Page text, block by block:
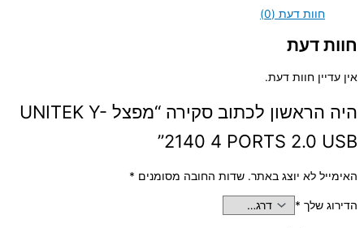
חוות דעת (0)
חוות דעת
אין עדיין חוות דעת.
היה הראשון לכתוב סקירה “מפצל UNITEK Y-
2140 4 PORTS 2.0 USB”
האימייל לא יוצג באתר. שדות החובה מסומנים *
הדירוג שלך *